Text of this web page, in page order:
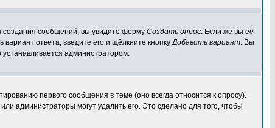
создания сообщений, вы увидите форму Создать опрос. Если же вы её
ответа, введите его и щёлкните кнопкуДобавить вариант. Вы
администратором.
первого сообщения в теме (оно всегда относится к опросу).
администраторы могут удалить его. Это сделано для того, чтобы